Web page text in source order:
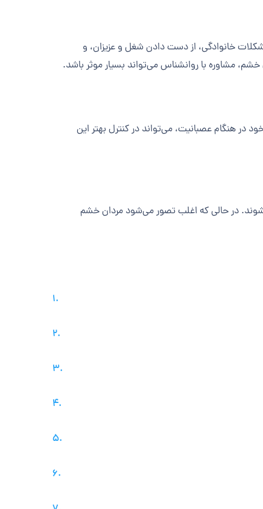
خانوادگی، از دست دادن شغل و عزیزان، و
مشاوره با روانشناس می‌تواند بسیار موثر باشد.
هنگام عصبانیت، می‌تواند در کنترل بهتر این
در حالی که اغلب تصور می‌شود مردان خشم